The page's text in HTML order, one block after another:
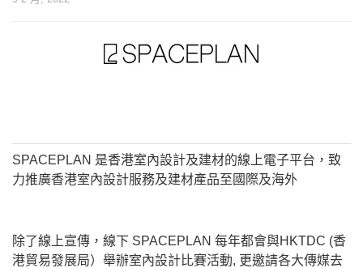
SPACEPLAN 是香港室內設計及建材的線上電子平台，致
力推廣香港室內設計服務及建材產品至國際及海外
除了線上宣傳，線下 SPACEPLAN 每年都會與HKTDC (香
港貿易發展局）舉辦室內設計比賽活動, 更邀請各大傳媒去